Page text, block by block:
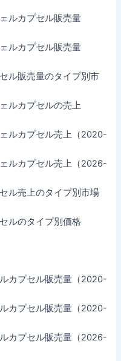
ルカプセル販売量
ルカプセル販売量
ル販売量のタイプ別市
ルカプセルの売上
ルカプセル売上（2020-
ルカプセル売上（2026-
ル売上のタイプ別市場
ルのタイプ別価格
カプセル販売量（2020-
カプセル販売量（2020-
カプセル販売量（2026-